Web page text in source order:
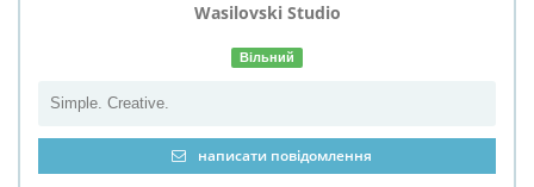
Wasilovski Studio
Вільний
Simple. Creative.
написати повідомлення